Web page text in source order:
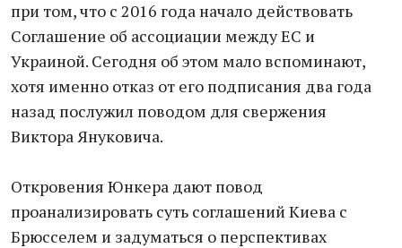
при том, что с 2016 года начало действовать
Cоглашение об ассоциации между ЕС и
Украиной. Сегодня об этом мало вспоминают,
хотя именно отказ от его подписания два года
назад послужил поводом для свержения
Виктора Януковича.
Откровения Юнкера дают повод
проанализировать суть соглашений Киева с
Брюсселем и задуматься о перспективах